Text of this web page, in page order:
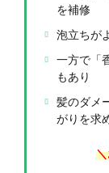
を補修
泡立ちが
一方で「
もあり
髪のダメ
がりを求